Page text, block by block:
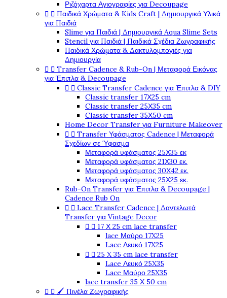
Ριζόχαρτα Αγιογραφίες για Decoupage
  Παιδικά Χρώματα & Kids Craft | Δημιουργικά Υλικά
για Παιδιά
Slime για Παιδιά | Δημιουργικά Aqua Slime Sets
Stencil για Παιδιά | Παιδικά Σχέδια Ζωγραφικής
Παιδικά Χρώματα & Δακτυλομπογιές για
Δημιουργία
  Transfer Cadence & Rub-On | Μεταφορά Εικόνας
για Έπιπλα & Decoupage
  Classic Transfer Cadence για Έπιπλα & DIY
Classic transfer 17Χ25 cm
Classic transfer 25Χ35 cm
Classic transfer 35Χ50 cm
Home Decor Transfer για Furniture Makeover
  Transfer Υφάσματος Cadence | Μεταφορά
Σχεδίων σε Ύφασμα
Μεταφορά υφάσματος 25Χ35 εκ
Μεταφορά υφάσματος 21Χ30 εκ.
Μεταφορά υφάσματος 30Χ42 εκ.
Μεταφορά υφάσματος 25Χ25 εκ.
Rub-On Transfer για Έπιπλα & Decoupage |
Cadence Rub On
  Lace Transfer Cadence | Δαντελωτά
Transfer για Vintage Decor
  17 Χ 25 cm lace transfer
lace Μαύρο 17X25
Lace Λευκό 17X25
  25 X 35 cm lace transfer
Lace Λευκό 25X35
Lace Μαύρο 25X35
lace transfer 35 Χ 50 cm
  🖌️ Πινέλα Ζωγραφικής